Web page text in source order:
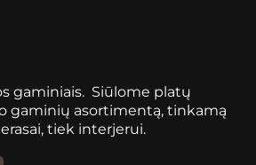
gaminiais. Siūlome platų
gaminių asortimentą, tinkamą
tiek interjerui.